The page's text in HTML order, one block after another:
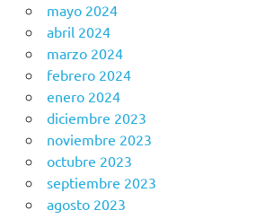
mayo 2024
abril 2024
marzo 2024
febrero 2024
enero 2024
diciembre 2023
noviembre 2023
octubre 2023
septiembre 2023
agosto 2023